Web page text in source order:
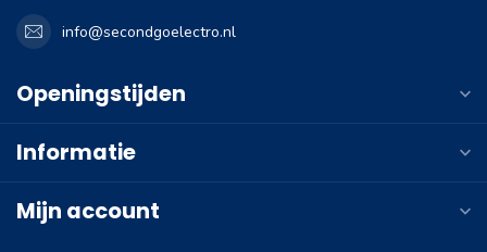
info@secondgoelectro.nl
Openingstijden
Informatie
Mijn account